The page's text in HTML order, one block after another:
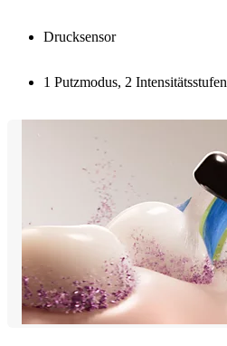
Drucksensor
1 Putzmodus, 2 Intensitätsstufen